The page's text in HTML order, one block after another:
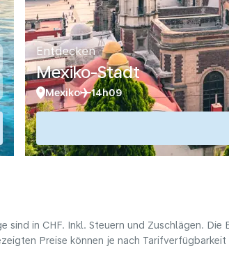
Entdecken
Mexiko-Stadt
Mexiko 14h09
in CHF. Inkl. Steuern und Zuschlägen.
Preise können je nach Tarifverfügbarkeit